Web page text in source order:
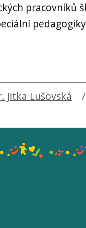
pracovníků
Jitka Lušovská